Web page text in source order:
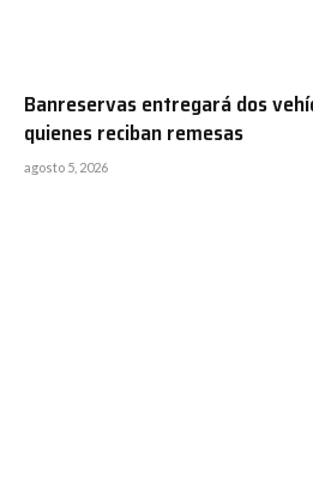
Banreservas entregará dos
quienes reciban remesas
agosto 5, 2026